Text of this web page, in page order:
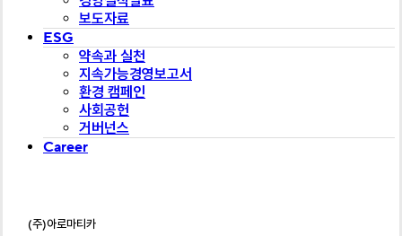
보도자료
ESG
약속과 실천
지속가능경영보고서
환경 캠페인
사회공헌
거버넌스
Career
(주)아로마티카